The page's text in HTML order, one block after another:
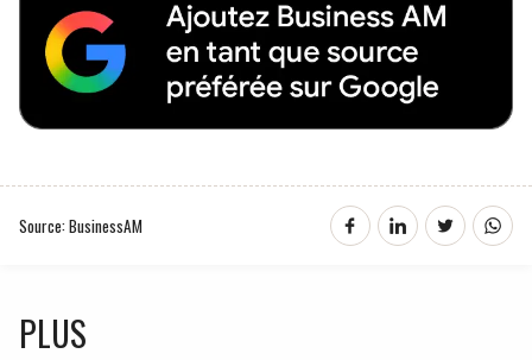
Source: BusinessAM
PLUS